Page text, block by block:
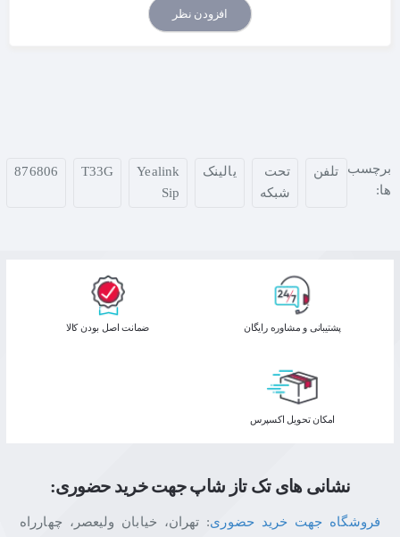
افزودن نظر
برچسب
ها:
تلفن
تحت
شبکه
یالینک
Yealink
Sip
T33G
876806
پشتیبانی و مشاوره رایگان ﺿﻤﺎﻧﺖ اﺻﻞ ﺑﻮدن ﮐﺎﻟﺎ
اﻣﮑﺎن ﺗﺤﻮﯾﻞ اﮐﺴﭙﺮس
نشانی های تک تاز شاپ جهت خرید حضوری:
فروشگاه جهت خرید حضوری: تهران، خیابان ولیعصر، چهارراه